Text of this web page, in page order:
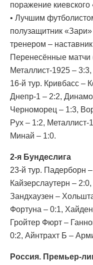
поражение
• Лучшим
полузащитник
тренером –
Перенесённые матчи
Металлист-1925 –
16-й тур. Кривбасс –
Днепр-1 – 2:2,
Черноморец – 1:3,
Рух – 1:2,
Минай – 1:0.
2-я Бундеслига
23-й тур. Падерборн
Кайзерслаутерн –
Зандхаузен –
Фортуна – 0:1,
Гройтер Фюрт –
0:2, Айнтрахт Б –
Россия. Премьер-